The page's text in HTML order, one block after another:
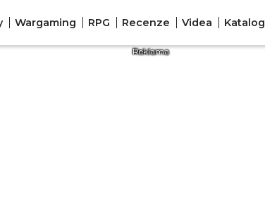
Wargaming RPG Recenze Videa Katalog